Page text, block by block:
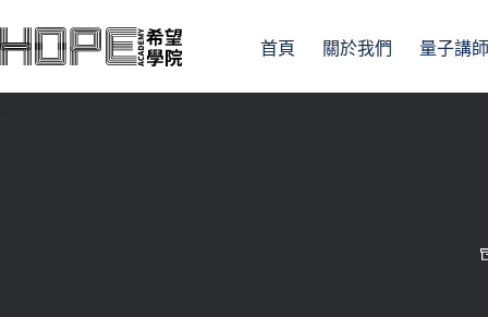
至
主
要
首頁 關於我們 量子講